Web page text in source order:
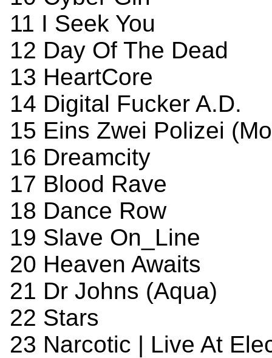
11 I Seek You
12 Day Of The Dead
13 HeartCore
14 Digital Fucker A.D.
15 Eins Zwei Polizei
16 Dreamcity
17 Blood Rave
18 Dance Row
19 Slave On_Line
20 Heaven Awaits
21 Dr Johns (Aqua)
22 Stars
23 Narcotic | Live At